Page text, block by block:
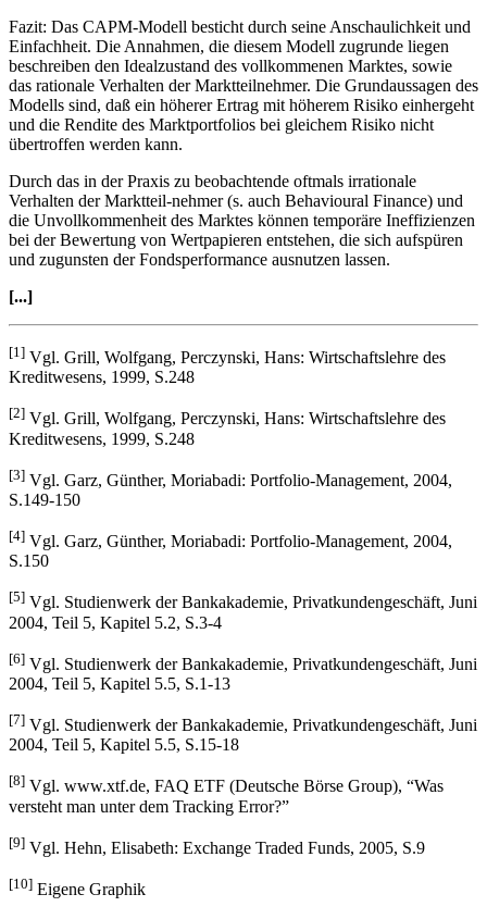
Fazit: Das CAPM-Modell besticht durch seine Anschaulichkeit und
Einfachheit. Die Annahmen, die diesem Modell zugrunde liegen
beschreiben den Idealzustand des vollkommenen Marktes, sowie
das rationale Verhalten der Marktteilnehmer. Die Grundaussagen des
Modells sind, daß ein höherer Ertrag mit höherem Risiko einhergeht
und die Rendite des Marktportfolios bei gleichem Risiko nicht
Durch das in der Praxis zu beobachtende oftmals irrationale
Verhalten der Marktteil-nehmer (s. auch Behavioural Finance) und
die Unvollkommenheit des Marktes können temporäre Ineffizienzen
bei der Bewertung von Wertpapieren entstehen, die sich aufspüren
[1]Vgl. Grill, Wolfgang, Perczynski, Hans: Wirtschaftslehre des
[2]Vgl. Grill, Wolfgang, Perczynski, Hans: Wirtschaftslehre des
[3]Vgl. Garz, Günther, Moriabadi: Portfolio-Management, 2004,
[4]Vgl. Garz, Günther, Moriabadi: Portfolio-Management, 2004,
[5]Vgl. Studienwerk der Bankakademie, Privatkundengeschäft, Juni
[6]Vgl. Studienwerk der Bankakademie, Privatkundengeschäft, Juni
[7]Vgl. Studienwerk der Bankakademie, Privatkundengeschäft, Juni
[8]Vgl. www.xtf.de, FAQ ETF (Deutsche Börse Group), “Was